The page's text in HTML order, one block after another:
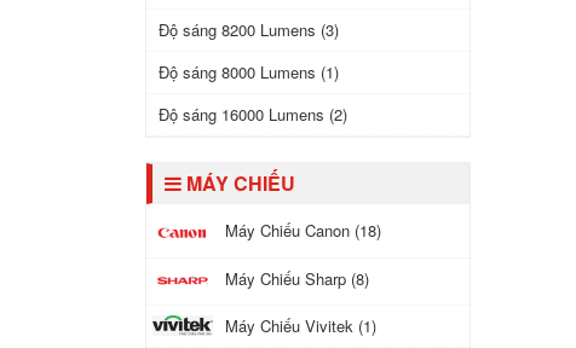
Độ sáng 8200 Lumens (3)
Độ sáng 8000 Lumens (1)
Độ sáng 16000 Lumens (2)
MÁY CHIẾU
Máy Chiếu Canon (18)
Máy Chiếu Sharp (8)
Máy Chiếu Vivitek (1)